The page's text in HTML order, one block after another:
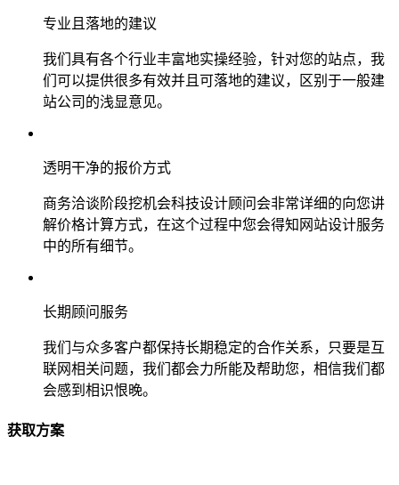
专业且落地的建议
我们具有各个行业丰富地实操经验，针对您的站点，我
们可以提供很多有效并且可落地的建议，区别于一般建
站公司的浅显意见。
透明干净的报价方式
商务洽谈阶段挖机会科技设计顾问会非常详细的向您讲
解价格计算方式，在这个过程中您会得知网站设计服务
中的所有细节。
长期顾问服务
我们与众多客户都保持长期稳定的合作关系，只要是互
联网相关问题，我们都会力所能及帮助您，相信我们都
会感到相识恨晚。
获取方案